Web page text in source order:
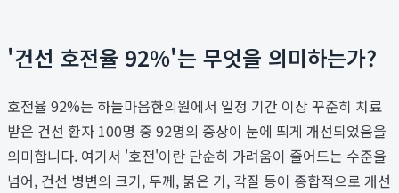
'건선 호전율 92%'는 무엇을 의미하는가?
호전율 92%는 하늘마음한의원에서 일정 기간 이상 꾸준히 치료
받은 건선 환자 100명 중 92명의 증상이 눈에 띄게 개선되었음을
의미합니다. 여기서 '호전'이란 단순히 가려움이 줄어드는 수준을
넘어, 건선 병변의 크기, 두께, 붉은 기, 각질 등이 종합적으로 개선